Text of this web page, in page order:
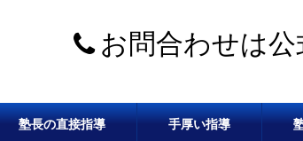
お問合わせは公
塾長の直接指導 手厚い指導